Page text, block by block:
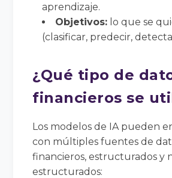
aprendizaje.
Objetivos: lo que se
(clasificar, predecir,
¿Qué tipo de
financieros se
Los modelos de IA pueden
con múltiples fuentes de
financieros, estructurados y
estructurados: